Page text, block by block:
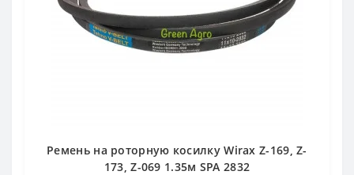
Ремень на роторную косилку Wirax Z-169, Z-
173, Z-069 1.35м SPA 2832